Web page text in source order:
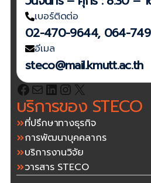
เบอร์ติดต่อ
02-470-9644, 064-
อีเมล
steco@mail.kmutt.ac.th
บริการของ STECO
ที่ปรึกษาทางธุรกิจ
การพัฒนาบุคคลากร
บริการงานวิจัย
วารสาร STECO